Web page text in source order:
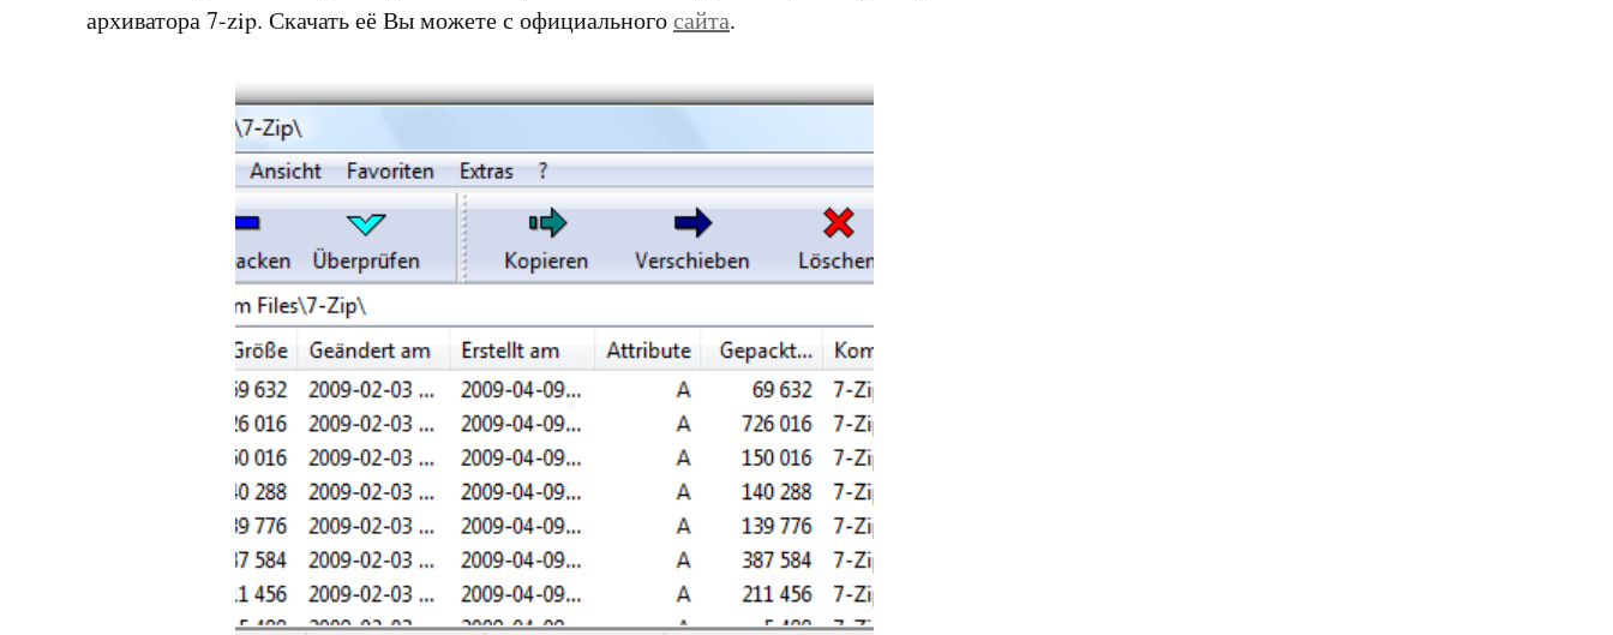
архиватора 7-zip. Скачать её Вы можете с официальногосайта.